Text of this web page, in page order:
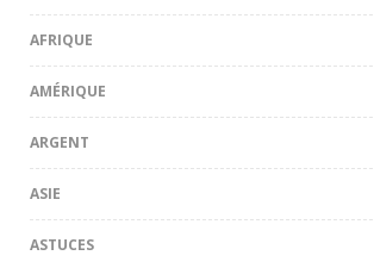
AFRIQUE
AMÉRIQUE
ARGENT
ASIE
ASTUCES